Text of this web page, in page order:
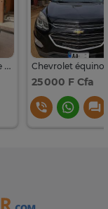
Chevrolet équinoxe automatique
25 000 F Cfa